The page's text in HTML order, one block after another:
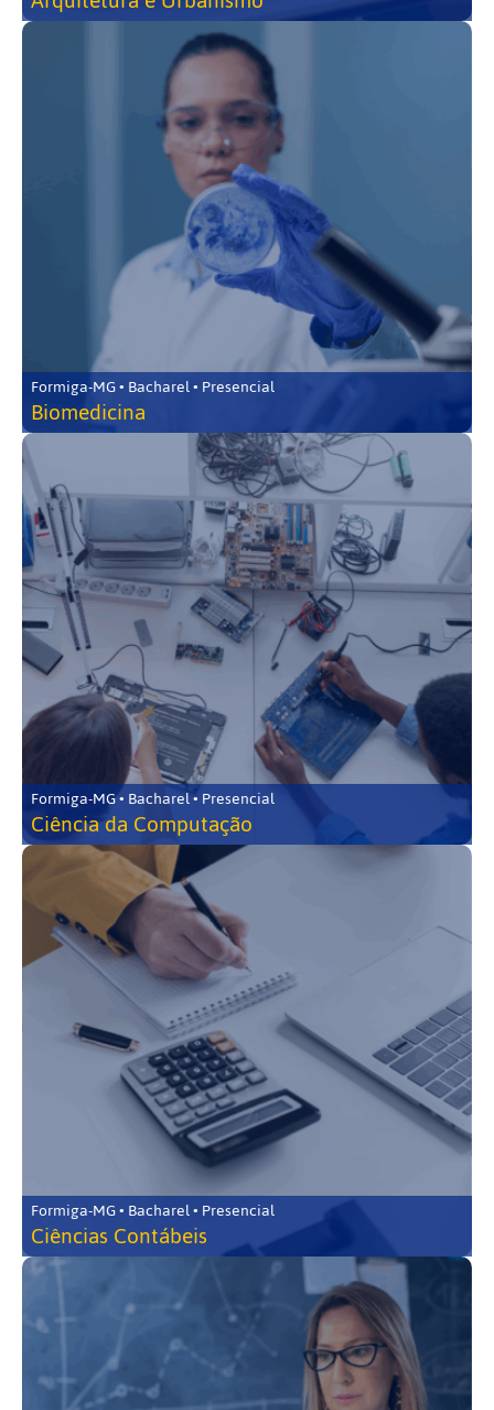
Formiga-MG • Bacharel • Presencial
Biomedicina
Formiga-MG • Bacharel • Presencial
Ciência da Computação
Formiga-MG • Bacharel • Presencial
Ciências Contábeis